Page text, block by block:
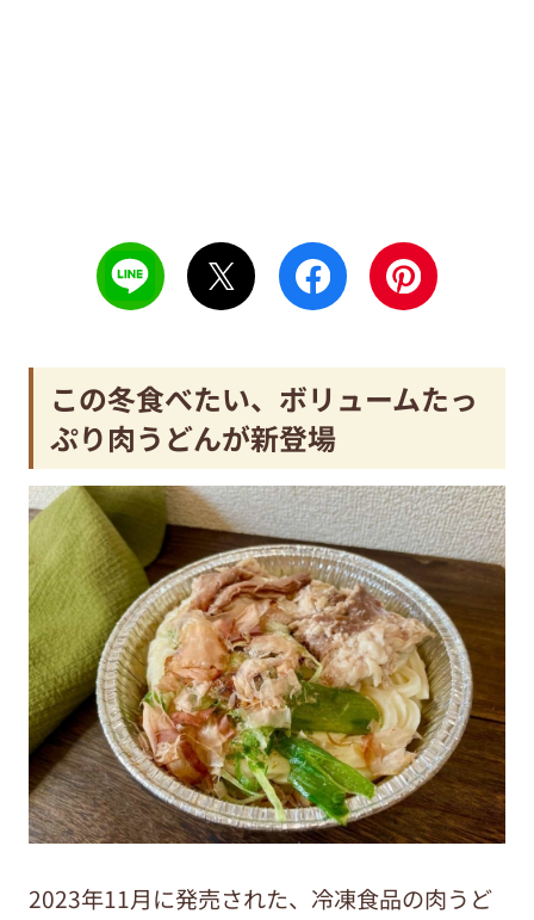
この冬食べたい、ボリュームたっ
ぷり肉うどんが新登場
2023年11月に発売された、冷凍食品の肉うど